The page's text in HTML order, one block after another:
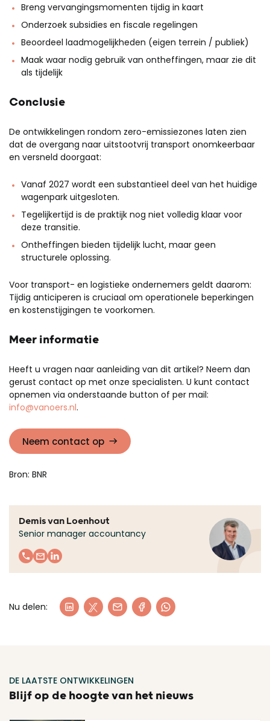
Breng vervangingsmomenten tijdig in kaart
Onderzoek subsidies en fiscale regelingen
Beoordeel laadmogelijkheden (eigen terrein / publiek)
Maak waar nodig gebruik van ontheffingen, maar zie dit
als tijdelijk
Conclusie
De ontwikkelingen rondom zero-emissiezones laten zien
dat de overgang naar uitstootvrij transport onomkeerbaar
en versneld doorgaat:
Vanaf 2027 wordt een substantieel deel van het huidige
wagenpark uitgesloten.
Tegelijkertijd is de praktijk nog niet volledig klaar voor
deze transitie.
Ontheffingen bieden tijdelijk lucht, maar geen
structurele oplossing.
Voor transport- en logistieke ondernemers geldt daarom:
Tijdig anticiperen is cruciaal om operationele beperkingen
en kostenstijgingen te voorkomen.
Meer informatie
Heeft u vragen naar aanleiding van dit artikel? Neem dan
gerust contact op met onze specialisten. U kunt contact
opnemen via onderstaande button of per mail:
info@vanoers.nl.
Neem contact op
Bron: BNR
Demis van Loenhout
Senior manager accountancy
Nu delen:
DE LAATSTE ONTWIKKELINGEN
Blijf op de hoogte van het nieuws